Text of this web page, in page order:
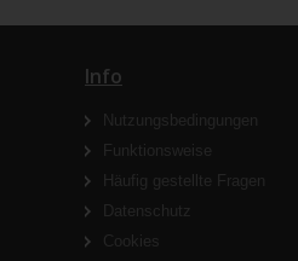
Info
Nutzungsbedingungen
Funktionsweise
Häufig gestellte Fragen
Datenschutz
Cookies